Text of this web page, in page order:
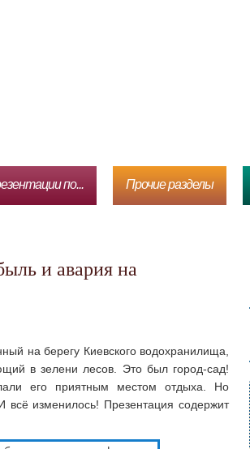
по... Прочие разделы
на берегу Киевского водохранилища,
в зелени лесов. Это был город-сад!
его приятным местом отдыха. Но
изменилось! Презентация содержит